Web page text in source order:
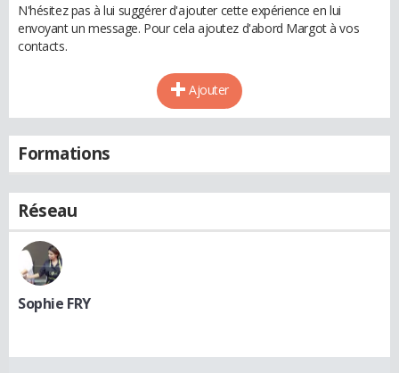
N'hésitez pas à lui suggérer d'ajouter cette expérience en lui
envoyant un message. Pour cela ajoutez d'abord Margot à vos
contacts.
Ajouter
Formations
Réseau
Sophie FRY